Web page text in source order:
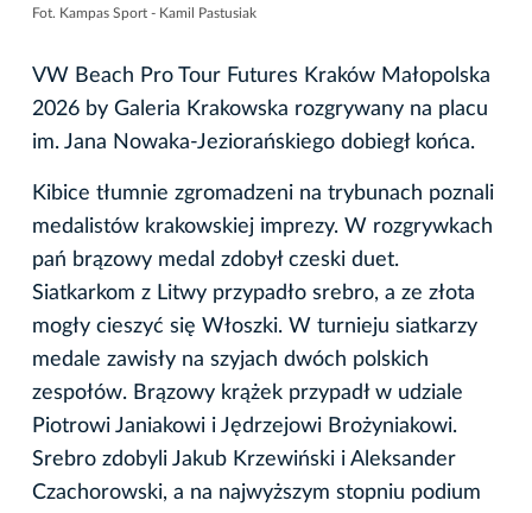
Fot. Kampas Sport - Kamil Pastusiak
VW Beach Pro Tour Futures Kraków Małopolska
2026 by Galeria Krakowska rozgrywany na placu
im. Jana Nowaka-Jeziorańskiego dobiegł końca.
Kibice tłumnie zgromadzeni na trybunach poznali
medalistów krakowskiej imprezy. W rozgrywkach
pań brązowy medal zdobył czeski duet.
Siatkarkom z Litwy przypadło srebro, a ze złota
mogły cieszyć się Włoszki. W turnieju siatkarzy
medale zawisły na szyjach dwóch polskich
zespołów. Brązowy krążek przypadł w udziale
Piotrowi Janiakowi i Jędrzejowi Brożyniakowi.
Srebro zdobyli Jakub Krzewiński i Aleksander
Czachorowski, a na najwyższym stopniu podium